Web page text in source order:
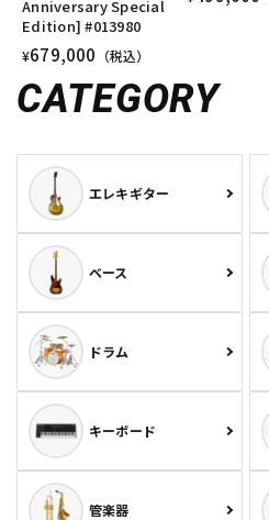
Anniversary Special
Edition] #013980
¥679,000 （税込）
CATEGORY
エレキギター
ベース
ドラム
キーボード
管楽器